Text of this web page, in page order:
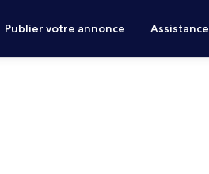
Publier votre annonce Assistance